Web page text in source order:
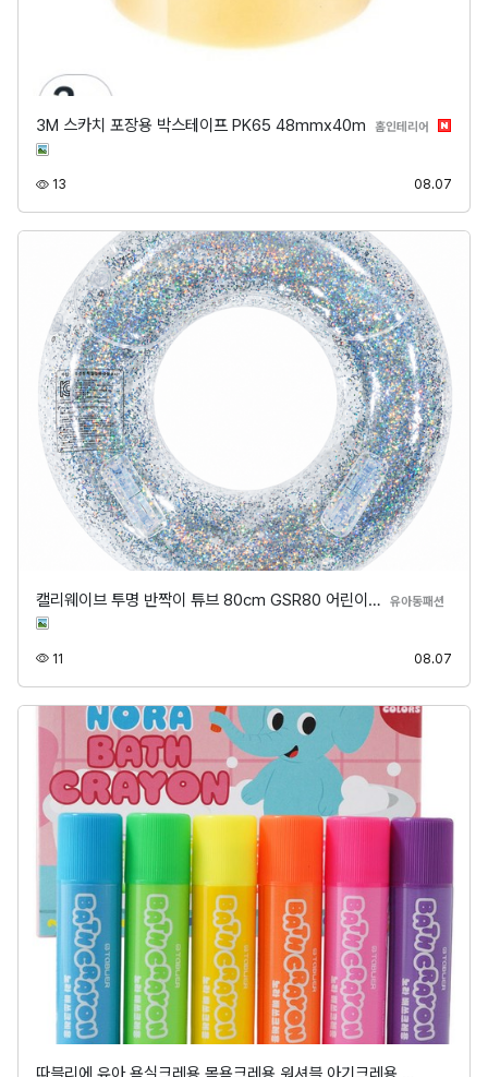
3M 스카치 포장용 박스테이프 PK65 48mmx40m 홈인테리어 분류
13 08.07
캘리웨이브 투명 반짝이 튜브 80cm GSR80 어린이… 유아동패션
11 08.07